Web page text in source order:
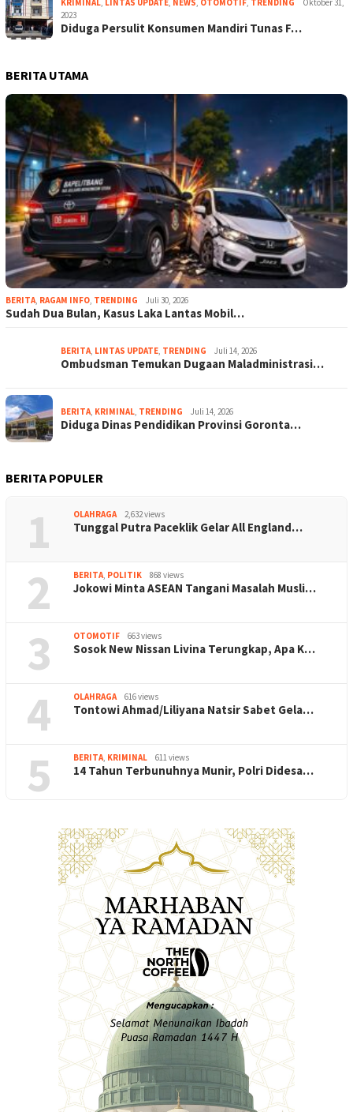
2023
Diduga Persulit Konsumen Mandiri Tunas F…
BERITA UTAMA
BERITA RAGAM INFO TRENDING Juli 30, 2026
Sudah Dua Bulan, Kasus Laka Lantas Mobil…
BERITA LINTAS UPDATE TRENDING Juli 14, 2026
Ombudsman Temukan Dugaan Maladministrasi…
BERITA KRIMINAL TRENDING Juli 14, 2026
Diduga Dinas Pendidikan Provinsi Goronta…
BERITA POPULER
1 OLAHRAGA 2,632 views
Tunggal Putra Paceklik Gelar All England…
2 BERITA POLITIK 868 views
Jokowi Minta ASEAN Tangani Masalah Musli…
3 OTOMOTIF 663 views
Sosok New Nissan Livina Terungkap, Apa K…
4 OLAHRAGA 616 views
Tontowi Ahmad/Liliyana Natsir Sabet Gela…
5 BERITA KRIMINAL 611 views
14 Tahun Terbunuhnya Munir, Polri Didesa…